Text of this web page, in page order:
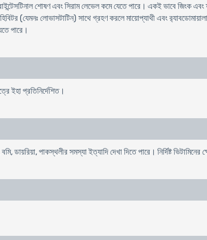
শোষণ এবং সিরাম লেভেল কমে যেতে পারে। একই ভাবে
(যেমনঃ লোভাসটাটিন) সাথে গ্রহণ করলে মায়োপ্যাথী এবং
পারে।
ইহা প্রতিনির্দেশিত।
পাকস্থলীর সমস্যা ইত্যাদি দেখা দিতে পারে। নির্দিষ্ট